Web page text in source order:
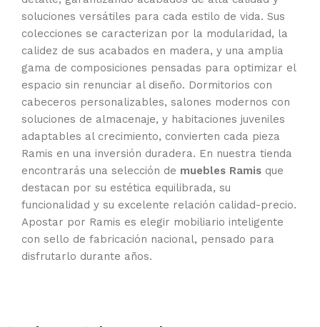
soluciones versátiles para cada estilo de vida. Sus
colecciones se caracterizan por la modularidad, la
calidez de sus acabados en madera, y una amplia
gama de composiciones pensadas para optimizar el
espacio sin renunciar al diseño. Dormitorios con
cabeceros personalizables, salones modernos con
soluciones de almacenaje, y habitaciones juveniles
adaptables al crecimiento, convierten cada pieza
Ramis en una inversión duradera. En nuestra tienda
encontrarás una selección de muebles Ramis que
destacan por su estética equilibrada, su
funcionalidad y su excelente relación calidad-precio.
Apostar por Ramis es elegir mobiliario inteligente
con sello de fabricación nacional, pensado para
disfrutarlo durante años.